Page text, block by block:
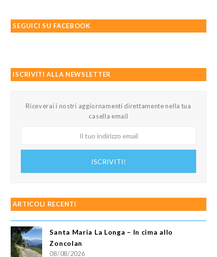
SEGUICI SU FACEBOOK
ISCRIVITI ALLA NEWSLETTER
Riceverai i nostri aggiornamenti direttamente nella tua
casella email
ISCRIVITI!
ARTICOLI RECENTI
Santa Maria La Longa – In cima allo
Zoncolan
08/08/2026